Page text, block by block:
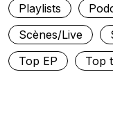
Playlists
Scènes/Live
Top EP
Top